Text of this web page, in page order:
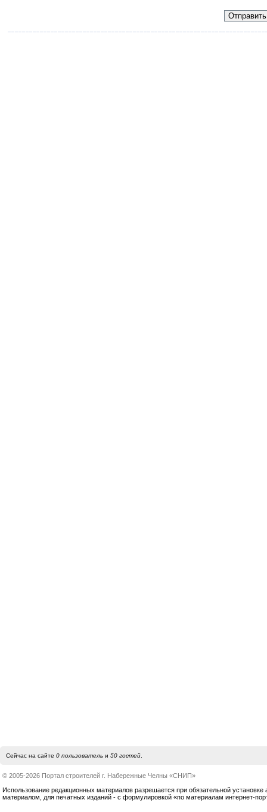
Сейчас на сайте 0 пользовательи 50 гостей.
© 2005-2026 Портал строителей г. Набережные Челны «СНИП»
Использование редакционных материалов разрешается при обязательной установке
материалом, для печатных изданий - с формулировкой «по материалам интернет-